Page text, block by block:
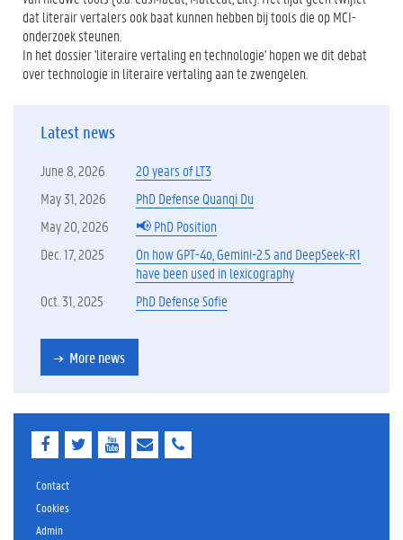
dat literair vertalers ook baat kunnen hebben bij tools die op MCI-
onderzoek steunen.
In het dossier 'literaire vertaling en technologie' hopen we dit debat
over technologie in literaire vertaling aan te zwengelen.
Latest news
June 8, 2026
20 years of LT3
May 31, 2026
PhD Defense Quanqi Du
May 20, 2026
📢 PhD Position
Dec. 17, 2025
On how GPT-4o, Gemini-2.5 and DeepSeek-R1
have been used in lexicography
Oct. 31, 2025
PhD Defense Sofie
More news
e
o
o
Contact
Cookies
Admin